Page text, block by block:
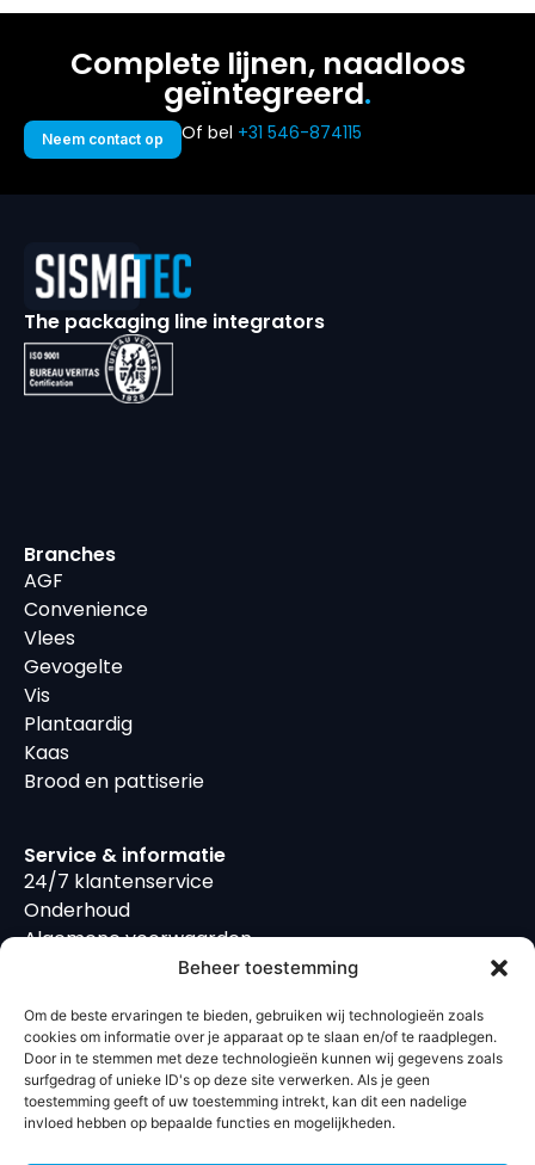
Beheer toestemming
Om de beste ervaringen te bieden, gebruiken wij technologieën zoals
cookies om informatie over je apparaat op te slaan en/of te raadplegen.
Door in te stemmen met deze technologieën kunnen wij gegevens zoals
surfgedrag of unieke ID's op deze site verwerken. Als je geen
toestemming geeft of uw toestemming intrekt, kan dit een nadelige
invloed hebben op bepaalde functies en mogelijkheden.
Complete lijnen, naadloos
geïntegreerd.
Neem contact op Of bel +31 546-874115
The packaging line integrators
Branches
AGF
Convenience
Vlees
Gevogelte
Vis
Plantaardig
Kaas
Brood en pattiserie
Service & informatie
24/7 klantenservice
Onderhoud
Algemene voorwaarden
Privacyverklaring
Sitemap
Contact
Twentepoort Oost 8